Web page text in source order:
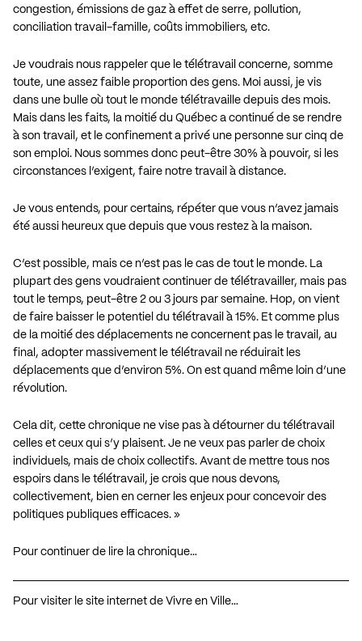
congestion, émissions de gaz à effet de serre, pollution,
conciliation travail-famille, coûts immobiliers, etc.
Je voudrais nous rappeler que le télétravail concerne, somme
toute, une assez faible proportion des gens. Moi aussi, je vis
dans une bulle où tout le monde télétravaille depuis des mois.
Mais dans les faits, la moitié du Québec a continué de se rendre
à son travail, et le confinement a privé une personne sur cinq de
son emploi. Nous sommes donc peut-être 30% à pouvoir, si les
circonstances l’exigent, faire notre travail à distance.
Je vous entends, pour certains, répéter que vous n’avez jamais
été aussi heureux que depuis que vous restez à la maison.
C’est possible, mais ce n’est pas le cas de tout le monde. La
plupart des gens voudraient continuer de télétravailler, mais pas
tout le temps, peut-être 2 ou 3 jours par semaine. Hop, on vient
de faire baisser le potentiel du télétravail à 15%. Et comme plus
de la moitié des déplacements ne concernent pas le travail, au
final, adopter massivement le télétravail ne réduirait les
déplacements que d’environ 5%. On est quand même loin d’une
révolution.
Cela dit, cette chronique ne vise pas à détourner du télétravail
celles et ceux qui s’y plaisent. Je ne veux pas parler de choix
individuels, mais de choix collectifs. Avant de mettre tous nos
espoirs dans le télétravail, je crois que nous devons,
collectivement, bien en cerner les enjeux pour concevoir des
politiques publiques efficaces. »
Pour continuer de lire la chronique…
Pour visiter le site internet de Vivre en Ville…